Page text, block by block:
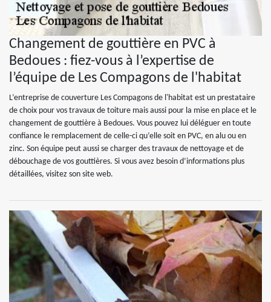
Changement de gouttière en PVC à
Bedoues : fiez-vous à l’expertise de
l’équipe de Les Compagons de l'habitat
L’entreprise de couverture Les Compagons de l'habitat est un prestataire
de choix pour vos travaux de toiture mais aussi pour la mise en place et le
changement de gouttière à Bedoues. Vous pouvez lui déléguer en toute
confiance le remplacement de celle-ci qu’elle soit en PVC, en alu ou en
zinc. Son équipe peut aussi se charger des travaux de nettoyage et de
débouchage de vos gouttières. Si vous avez besoin d’informations plus
détaillées, visitez son site web.